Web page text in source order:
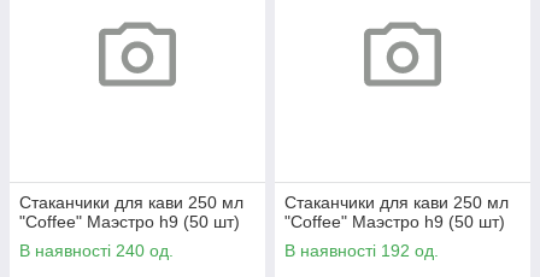
Стаканчики для кави 250 мл
"Coffee" Маэстро h9 (50 шт)
В наявності 240 од.
Стаканчики для кави 250 мл
"Coffee" Маэстро h9 (50 шт)
В наявності 192 од.